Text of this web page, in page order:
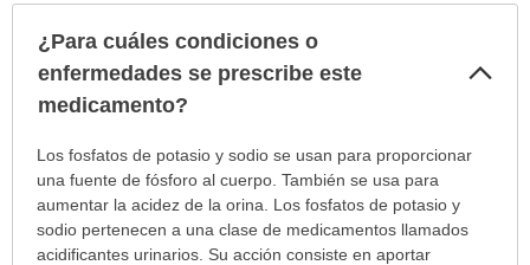
¿Para cuáles condiciones o
enfermedades se prescribe este
medicamento?
¿Para
cuáles
condiciones
enfermedades
Los fosfatos de potasio y sodio se usan para proporcionar
una fuente de fósforo al cuerpo. También se usa para
aumentar la acidez de la orina. Los fosfatos de potasio y
sodio pertenecen a una clase de medicamentos llamados
acidificantes urinarios. Su acción consiste en aportar